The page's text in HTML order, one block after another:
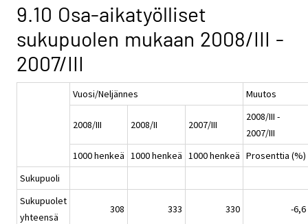
9.10 Osa-aikatyölliset
sukupuolen mukaan 2008/III -
2007/III
Vuosi/Neljännes Muutos
2008/III 2008/II 2007/III
2008/III -
2007/III
1000 henkeä 1000 henkeä 1000 henkeä Prosenttia (%)
Sukupuoli
Sukupuolet
yhteensä
308 333 330 -6,6